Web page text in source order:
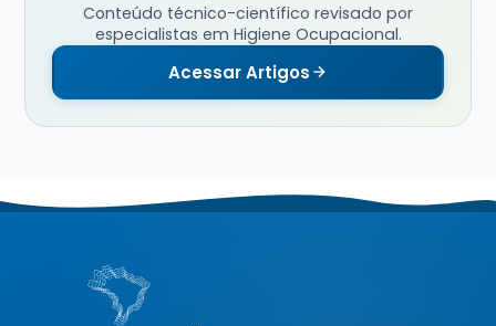
Conteúdo técnico-científico revisado por
especialistas em Higiene Ocupacional.
Acessar Artigos